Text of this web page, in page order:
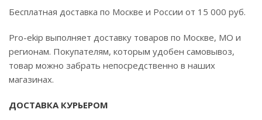
Бесплатная доставка по Москве и России от 15 000 руб.
Pro-ekip выполняет доставку товаров по Москве, МО и
регионам. Покупателям, которым удобен самовывоз,
товар можно забрать непосредственно в наших
магазинах.
ДОСТАВКА КУРЬЕРОМ